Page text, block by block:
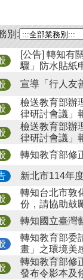
別:
[公告] 轉知有
驟」防水貼紙
宣導「行人友
檢送教育部辦
律研討會議」
檢送教育部辦
律研討會議」
轉知教育部修
新北市114年
轉知台北市敦
份，請協助鼓
轉知國立臺灣
轉知教育部委
畫」之環境美
轉知教育部修
發布令影本及